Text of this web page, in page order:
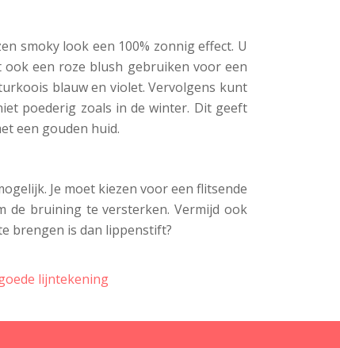
smoky look een 100% zonnig effect. U
een roze blush gebruiken voor een
blauw en violet. Vervolgens kunt
poederig zoals in de winter. Dit geeft
een gouden huid.
Je moet kiezen voor een flitsende
de bruining te versterken. Vermijd ook
brengen is dan lippenstift?
lijntekening